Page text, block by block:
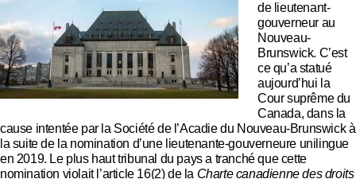
de lieutenant-
gouverneur au
Nouveau-
Brunswick. C’est
ce qu’a statué
aujourd’hui la
Cour suprême du
Canada, dans la
cause intentée par la Société de l’Acadie du Nouveau-Brunswick à
la suite de la nomination d’une lieutenante-gouverneure unilingue
en 2019. Le plus haut tribunal du pays a tranché que cette
nomination violait l’article 16(2) de la Charte canadienne des droits